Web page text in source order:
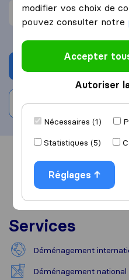
Ne prend pas soin des
Vue d'ensemble
Services
Déménagement
Déménagement national
modifier vos choix de
pouvez consulter notre
Accepter
Autoriser
Nécessaires (1)
Statistiques (5)
Réglages